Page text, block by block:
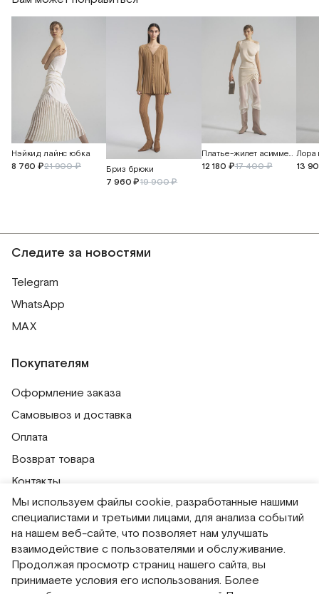
Нэйкид лайнс юбка
8 760 ₽21 900 ₽
Бриз брюки
7 960 ₽19 900 ₽
Платье-жилет асимметричное
12 180 ₽17 400 ₽ 13
Следите за новостями
Telegram
WhatsApp
MAX
Покупателям
Оформление заказа
Самовывоз и доставка
Оплата
Возврат товара
Контакты
Публичная оферта
Политика обработки персональных данных
Политика использования сессионных файлов
Согласие на получение рассылок
Мы используем файлы cookie, разработанные нашими
специалистами и третьими лицами, для анализа событий
на нашем веб-сайте, что позволяет нам улучшать
взаимодействие с пользователями и обслуживание.
Продолжая просмотр страниц нашего сайта, вы
принимаете условия его использования. Более